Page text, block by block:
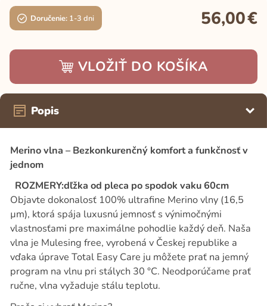
Doručenie: 1-3 dni 56,00€
VLOŽIŤ DO KOŠÍKA
Popis
Merino vlna – Bezkonkurenčný komfort a funkčnosť v
jednom
ROZMERY:dľžka od pleca po spodok vaku 60cm
Objavte dokonalosť 100% ultrafine Merino vlny (16,5
µm), ktorá spája luxusnú jemnosť s výnimočnými
vlastnosťami pre maximálne pohodlie každý deň. Naša
vlna je Mulesing free, vyrobená v Českej republike a
vďaka úprave Total Easy Care ju môžete prať na jemný
program na vlnu pri stálych 30 °C. Neodporúčame prať
ručne, vlna vyžaduje stálu teplotu.